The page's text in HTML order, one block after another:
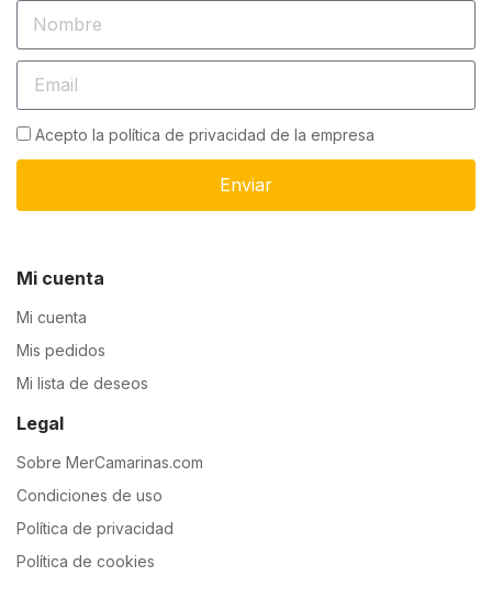
Acepto la política de privacidad de la empresa
Enviar
Mi cuenta
Mi cuenta
Mis pedidos
Mi lista de deseos
Legal
Sobre MerCamarinas.com
Condiciones de uso
Política de privacidad
Política de cookies